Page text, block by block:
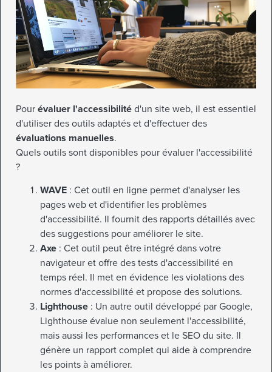
Pour évaluer l'accessibilité d'un site web, il est essentiel
d'utiliser des outils adaptés et d'effectuer des
évaluations manuelles.
Quels outils sont disponibles pour évaluer l'accessibilité
?
WAVE : Cet outil en ligne permet d'analyser les
pages web et d'identifier les problèmes
d'accessibilité. Il fournit des rapports détaillés avec
des suggestions pour améliorer le site.
Axe : Cet outil peut être intégré dans votre
navigateur et offre des tests d'accessibilité en
temps réel. Il met en évidence les violations des
normes d'accessibilité et propose des solutions.
Lighthouse : Un autre outil développé par Google,
Lighthouse évalue non seulement l'accessibilité,
mais aussi les performances et le SEO du site. Il
génère un rapport complet qui aide à comprendre
les points à améliorer.